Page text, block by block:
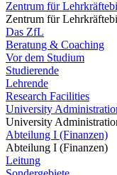
Zentrum für
Zentrum für
Das ZfL
Beratung & Coaching
Vor dem Studium
Studierende
Lehrende
Research Facilities
University
University
Abteilung I (Finanzen)
Abteilung I (Finanzen)
Leitung